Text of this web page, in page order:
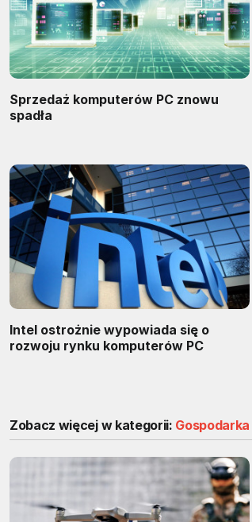
Sprzedaż komputerów PC znowu
spadła
Intel ostrożnie wypowiada się o
rozwoju rynku komputerów PC
Zobacz więcej w kategorii: Gospodarka